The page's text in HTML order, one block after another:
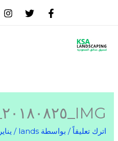
IMG_٢٠١٨٠٨٢٥_١٤٢٩٠٤
اترك تعليقاً / بواسطة lands
/ يناير 18, 2022